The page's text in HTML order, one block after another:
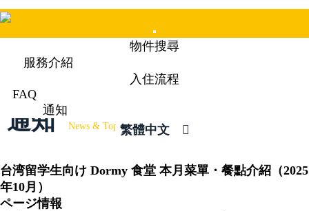
Mobile
Menu
物件搜尋
服務介紹
入住流程
FAQ
通知
繁體中文
通知 News & Topics
台湾留学生向け Dormy 食堂 本月菜單・餐點介紹（2025
年10月）
ページ情報